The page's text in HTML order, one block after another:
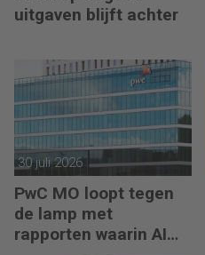
uitgaven blijft achter
30 juli 2026
PwC MO loopt tegen
de lamp met
rapporten waarin AI